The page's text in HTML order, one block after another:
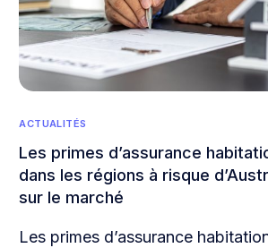
ACTUALITÉS
Les primes d’assurance
dans les régions à risque
sur le marché
Les primes d’assurance